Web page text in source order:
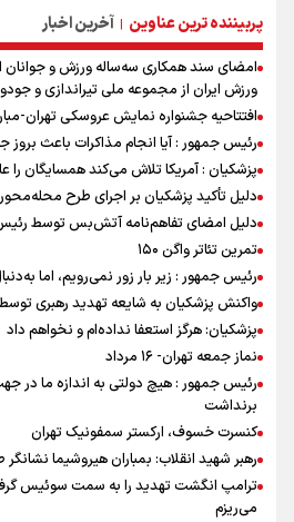
پربیننده ترین عناوین | آخرین اخبار
امضای سند همکاری سه‌ساله ورزش و جوانان
ورزش ایران از مجموعه ملی تیراندازی و جودو
افتتاحیه جشنواره نمايش عروسكى تهران-
رئیس جمهور : آیا انجام مذاکرات باعث
پزشکیان : آمریکا تلاش می‌کند همسایگان را
دلیل تأکید پزشکیان بر اجرای طرح
دلیل امضای تفاهم‌نامه آتش‌بس توسط
تمرین تئاتر واگن ۱۵۰
رئیس جمهور : زیر بار زور نمی‌رویم، اما
واکنش پزشکیان به شایعه تهدید رهبری
پزشکیان: هرگز استعفا نداده‌ام و نخواهم داد
نماز جمعه تهران- ۱۶ مرداد
رئیس جمهور : هیچ دولتی به اندازه ما در
برنداشت
کنسرت خسوف، ارکستر سمفونیک تهران
رهبر شهید انقلاب: بمباران هیروشیما
ترامپ انگشت تهدید را به سمت سوئیس
می‌ریزم